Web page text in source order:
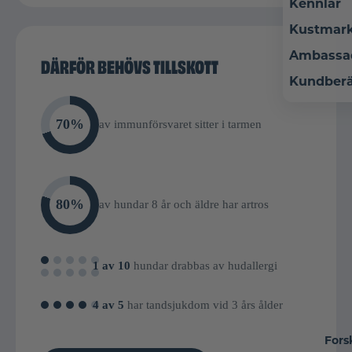
Kennlar
DÄRFÖR BEHÖVS TILLSKOTT
70% av immunförsvaret sitter i tarmen
80% av hundar 8 år och äldre har artros
1 av 10 hundar drabbas av hudallergi
4 av 5 har tandsjukdom vid 3 års ålder